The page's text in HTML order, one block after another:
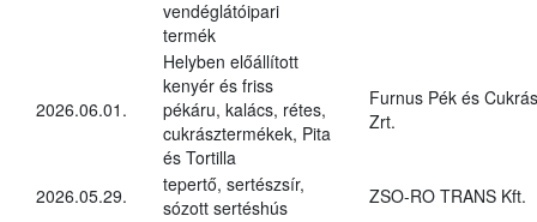
vendéglátóipari
termék
2026.06.01.
Helyben előállított
kenyér és friss
pékáru, kalács, rétes,
cukrásztermékek, Pita
és Tortilla
Furnus Pék és
Zrt.
2026.05.29.
tepertő, sertészsír,
sózott sertéshús
ZSO-RO TRANS Kft.